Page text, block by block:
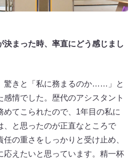
まった時、率直にどう感じまし
驚きと「私に務まるのか……」と
感情でした。歴代のアシスタント
めてこられたので、1年目の私に
、と思ったのが正直なところで
の重さをしっかりと受け止め、
応えたいと思っています。精一杯